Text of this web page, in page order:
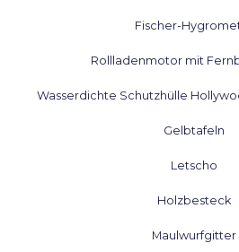
Fischer-
Rollladenmotor mit
Wasserdichte Schutzhülle
Gelbtafeln
Letscho
Holzbesteck
Maulwurfgitter